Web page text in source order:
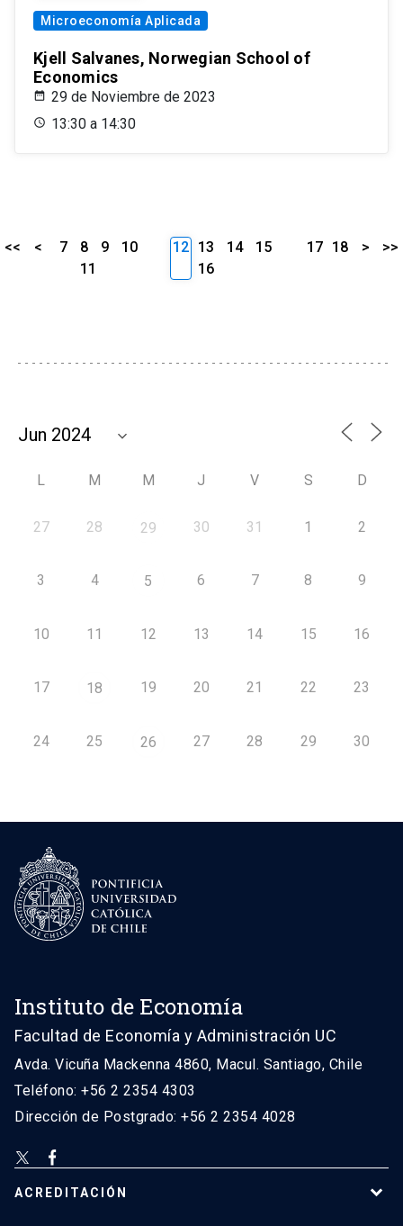
Microeconomía Aplicada
Kjell Salvanes, Norwegian School of
Economics
29 de Noviembre de 2023
13:30 a 14:30
<< < 7 8 9
10
11
12 13 14
15
16
17 18 > >>
L M M J V S D
27 28 29 30 31 1 2
3 4 5 6 7 8 9
10 11 12 13 14 15 16
17 18 19 20 21 22 23
24 25 26 27 28 29 30
Instituto de Economía
Facultad de Economía y Administración UC
Avda. Vicuña Mackenna 4860, Macul. Santiago, Chile
Teléfono: +56 2 2354 4303
Dirección de Postgrado: +56 2 2354 4028
ACREDITACIÓN